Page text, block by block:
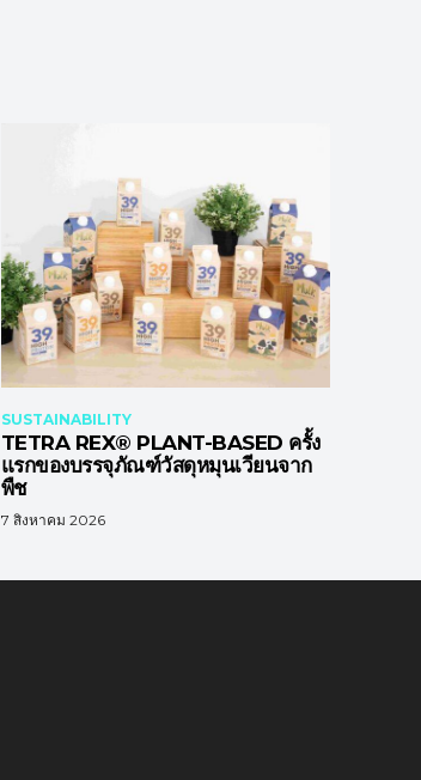
SUSTAINABILITY
TETRA REX® PLANT-BASED ครั้ง
แรกของบรรจุภัณฑ์วัสดุหมุนเวียนจาก
พืช
7 สิงหาคม 2026